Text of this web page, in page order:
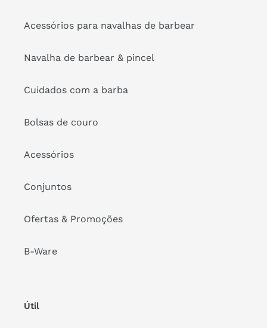
Acessórios para navalhas de barbear
Navalha de barbear & pincel
Cuidados com a barba
Bolsas de couro
Acessórios
Conjuntos
Ofertas & Promoções
B-Ware
Útil